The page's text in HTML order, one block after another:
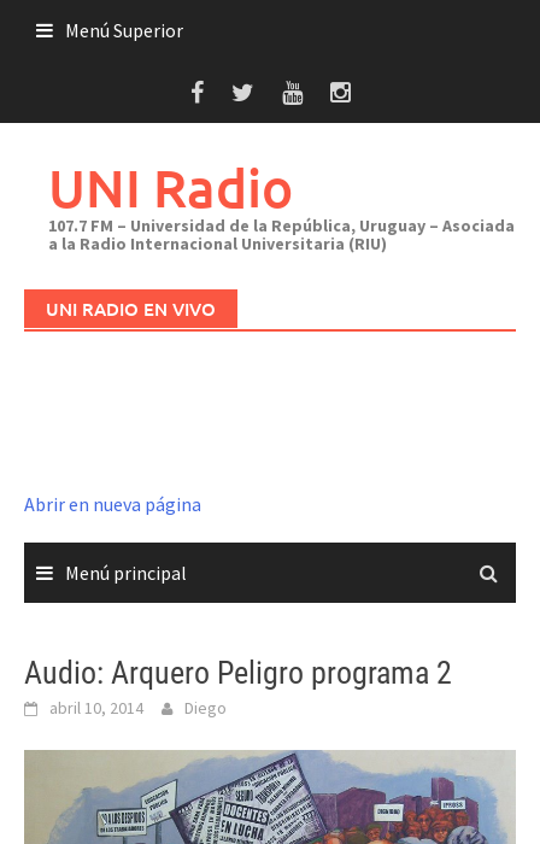
Menú Superior
UNI Radio
107.7 FM – Universidad de la República, Uruguay – Asociada
a la Radio Internacional Universitaria (RIU)
UNI RADIO EN VIVO
Abrir en nueva página
Menú principal
Audio: Arquero Peligro programa 2
abril 10, 2014 Diego